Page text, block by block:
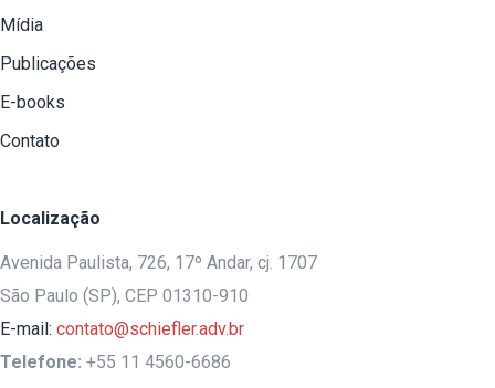
Mídia
Publicações
E-books
Contato
Localização
Avenida Paulista, 726, 17º Andar, cj. 1707
São Paulo (SP), CEP 01310-910
E-mail: contato@schiefler.adv.br
Telefone: +55 11 4560-6686